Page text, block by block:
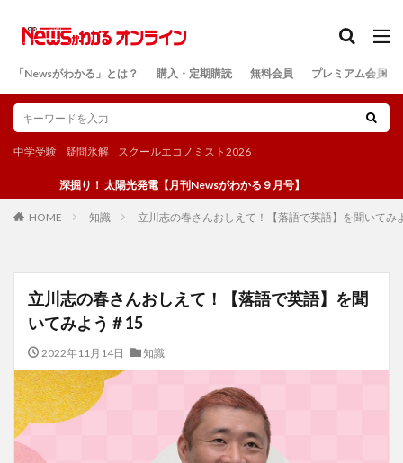
「Newsがわかる」とは？ 購入・定期購読 無料会員 プレミアム会員
中学受験 疑問氷解 スクールエコノミスト2026
深掘り！ 太陽光発電【月刊Newsがわかる９月号】
HOME 知識 立川志の春さんおしえて！【落語で英語】を聞いてみ
立川志の春さんおしえて！【落語で英語】を聞
いてみよう＃15
2022年11月14日 知識
検索